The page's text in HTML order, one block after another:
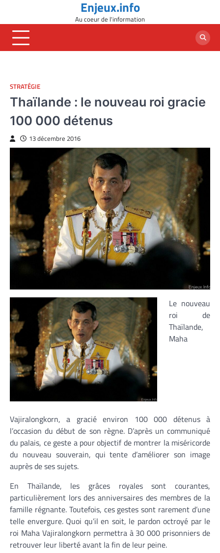
content
Enjeux.info
Au coeur de l'information
STRATÉGIE
Thaïlande : le nouveau roi gracie
100 000 détenus
13 décembre 2016
Le nouveau
roi de
Thaïlande,
Maha
Vajiralongkorn, a gracié environ 100 000 détenus à
l’occasion du début de son règne. D’après un communiqué
du palais, ce geste a pour objectif de montrer la miséricorde
du nouveau souverain, qui tente d’améliorer son image
auprès de ses sujets.
En Thaïlande, les grâces royales sont courantes,
particulièrement lors des anniversaires des membres de la
famille régnante. Toutefois, ces gestes sont rarement d’une
telle envergure. Quoi qu’il en soit, le pardon octroyé par le
roi Maha Vajiralongkorn permettra à 30 000 prisonniers de
retrouver leur liberté avant la fin de leur peine.